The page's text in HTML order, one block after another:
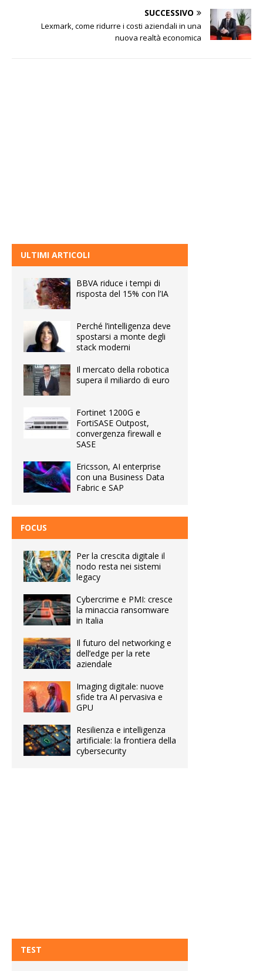
SUCCESSIVO
Lexmark, come ridurre i costi aziendali in una
nuova realtà economica
ULTIMI ARTICOLI
BBVA riduce i tempi di
risposta del 15% con l’IA
Perché l’intelligenza deve
spostarsi a monte degli
stack moderni
Il mercato della robotica
supera il miliardo di euro
Fortinet 1200G e
FortiSASE Outpost,
convergenza firewall e
SASE
Ericsson, AI enterprise
con una Business Data
Fabric e SAP
FOCUS
Per la crescita digitale il
nodo resta nei sistemi
legacy
Cybercrime e PMI: cresce
la minaccia ransomware
in Italia
Il futuro del networking e
dell’edge per la rete
aziendale
Imaging digitale: nuove
sfide tra AI pervasiva e
GPU
Resilienza e intelligenza
artificiale: la frontiera della
cybersecurity
TEST